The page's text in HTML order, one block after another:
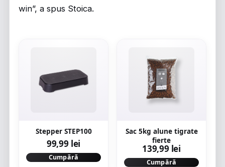
win”, a spus Stoica.
Stepper STEP100
99,99 lei
Cumpără
Sac 5kg alune tigrate
fierte
139,99 lei
Cumpără